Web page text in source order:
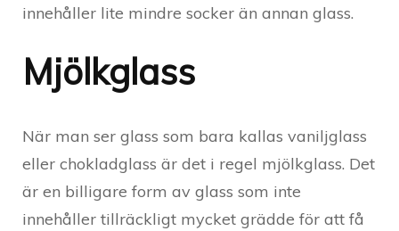
innehåller lite mindre socker än annan glass.
Mjölkglass
När man ser glass som bara kallas vaniljglass
eller chokladglass är det i regel mjölkglass. Det
är en billigare form av glass som inte
innehåller tillräckligt mycket grädde för att få